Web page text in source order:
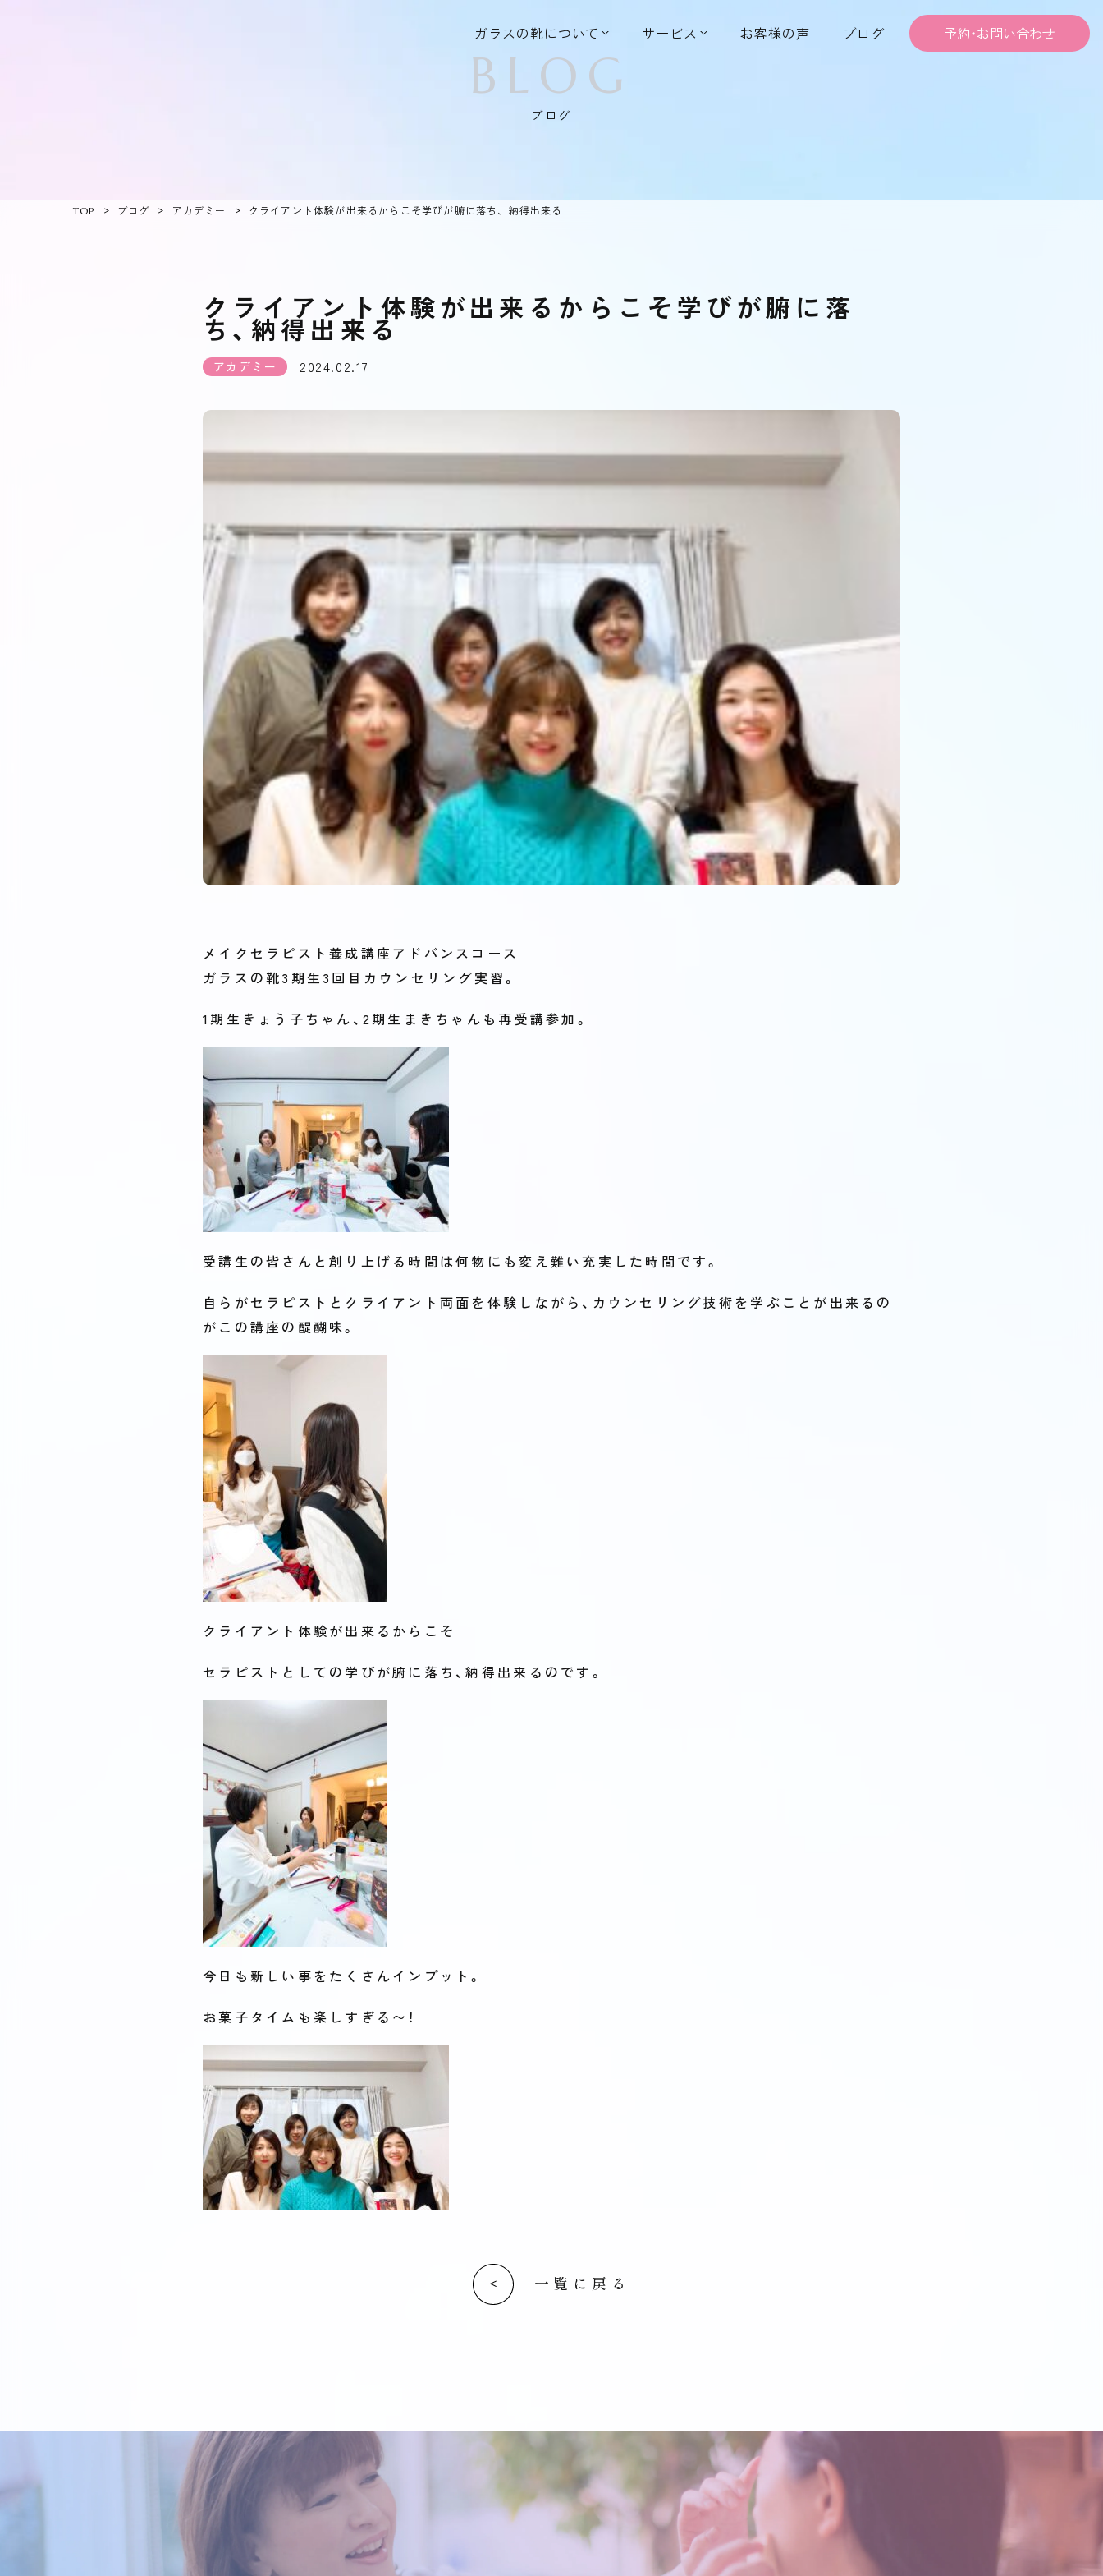
ガラスの靴について サービス お客様の声 ブログ 予約・お問い合わせ
BLOG
ブログ
TOP ブログ アカデミー クライアント体験が出来るからこそ学びが腑に落ち、納得出来る
クライアント体験が出来るからこそ学びが腑に落
ち、納得出来る
アカデミー 2024.02.17
メイクセラピスト養成講座アドバンスコース
ガラスの靴3期生3回目カウンセリング実習。
1期生きょう子ちゃん、2期生まきちゃんも再受講参加。
受講生の皆さんと創り上げる時間は何物にも変え難い充実した時間です。
自らがセラピストとクライアント両面を体験しながら、カウンセリング技術を学ぶことが出来るの
がこの講座の醍醐味。
クライアント体験が出来るからこそ
セラピストとしての学びが腑に落ち、納得出来るのです。
今日も新しい事をたくさんインプット。
お菓子タイムも楽しすぎる〜！
一覧に戻る